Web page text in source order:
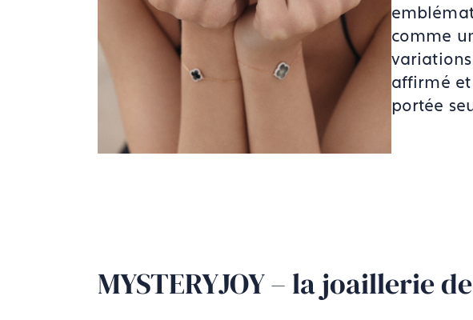
comme
affirmé
portée
MYSTERYJOY – la joaillerie